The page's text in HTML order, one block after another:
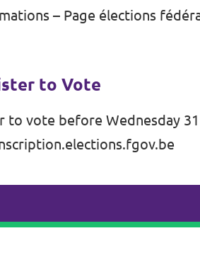
– Page élections
to Vote
to vote before Wednesday